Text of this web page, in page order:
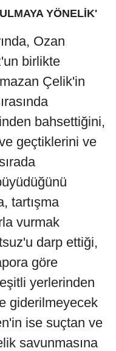
YÖNELİK'
Ozan
birlikte
Çelik'in
bahsettiğini,
geçtiklerini ve
tartışma
vurmak
darp ettiği,
göre
yerlerinden
giderilmeyecek
ise suçtan ve
savunmasına